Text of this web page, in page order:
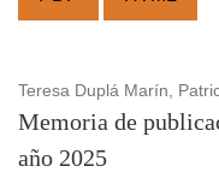
Teresa Duplá Marín,
Memoria de
año 2025